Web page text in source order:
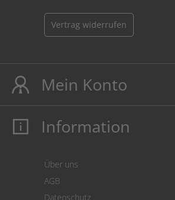
Vertrag widerrufen
Mein Konto
Mein Konto
Information
Über uns
AGB
Datenschutz